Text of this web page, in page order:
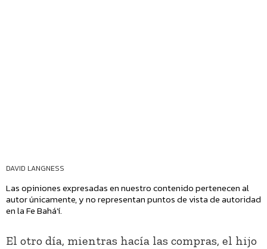
DAVID LANGNESS
Las opiniones expresadas en nuestro contenido pertenecen al
autor únicamente, y no representan puntos de vista de autoridad
en la Fe Bahá’í.
El otro día, mientras hacía las compras, el hijo